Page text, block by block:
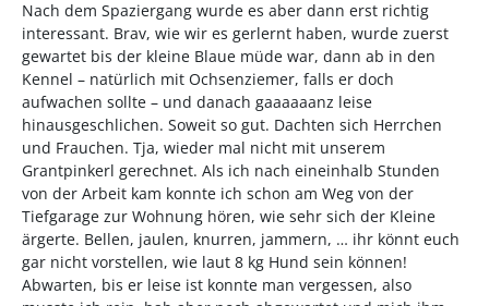
Nach dem Spaziergang wurde es aber dann erst richtig
interessant. Brav, wie wir es gerlernt haben, wurde zuerst
gewartet bis der kleine Blaue müde war, dann ab in den
Kennel – natürlich mit Ochsenziemer, falls er doch
aufwachen sollte – und danach gaaaaaanz leise
hinausgeschlichen. Soweit so gut. Dachten sich Herrchen
und Frauchen. Tja, wieder mal nicht mit unserem
Grantpinkerl gerechnet. Als ich nach eineinhalb Stunden
von der Arbeit kam konnte ich schon am Weg von der
Tiefgarage zur Wohnung hören, wie sehr sich der Kleine
ärgerte. Bellen, jaulen, knurren, jammern, … ihr könnt euch
gar nicht vorstellen, wie laut 8 kg Hund sein können!
Abwarten, bis er leise ist konnte man vergessen, also